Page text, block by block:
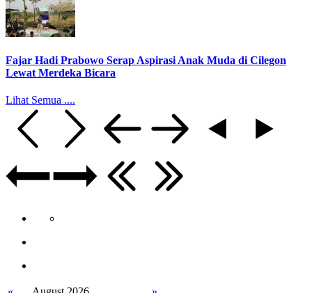
Fajar Hadi Prabowo Serap Aspirasi Anak Muda di Cilegon
Lewat Merdeka Bicara
Lihat Semua ....